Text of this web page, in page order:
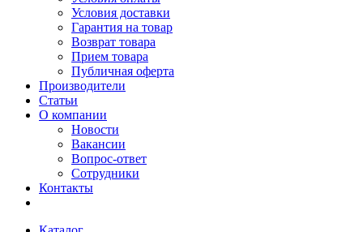
Условия доставки
Гарантия на товар
Возврат товара
Прием товара
Публичная оферта
Производители
Статьи
О компании
Новости
Вакансии
Вопрос-ответ
Сотрудники
Контакты